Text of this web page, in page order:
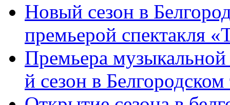
Новый сезон в
премьерой спектакля
Премьера
й сезон в Белгородском